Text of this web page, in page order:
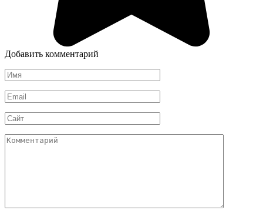
Добавить комментарий
Имя
*
Email
*
Сайт
Комментарий